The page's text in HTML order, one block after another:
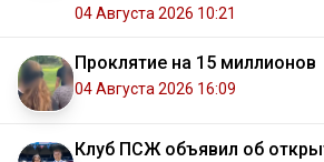
04 Августа 2026 10:21
Проклятие на 15 миллионов
04 Августа 2026 16:09
Клуб ПСЖ объявил об